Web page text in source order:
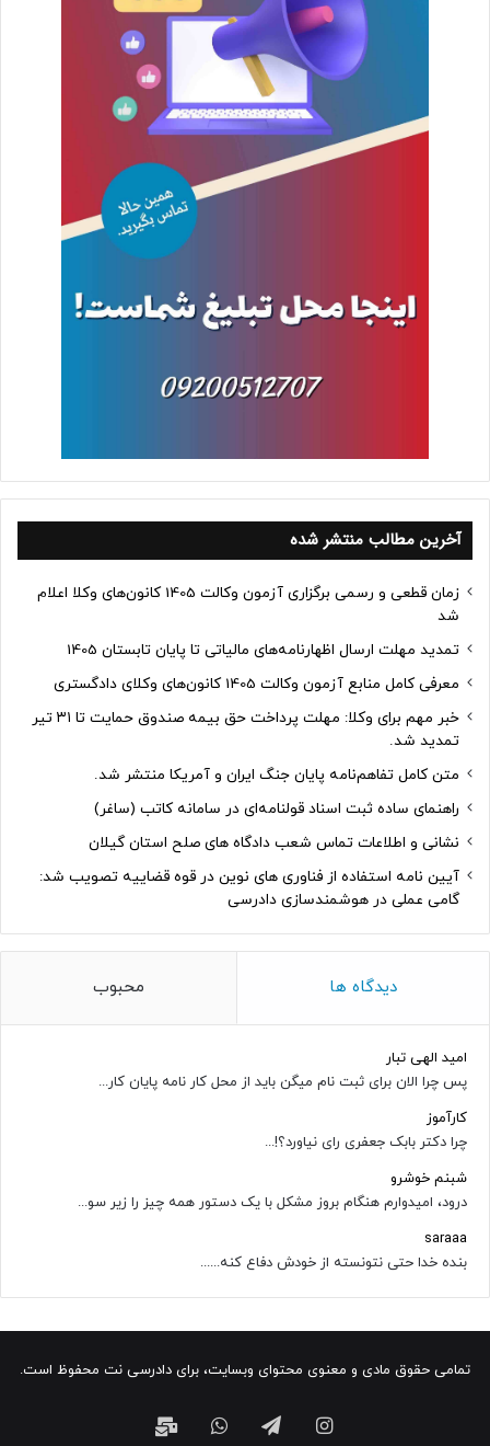
آخرین مطالب منتشر شده
زمان قطعی و رسمی برگزاری آزمون وکالت 1405 کانون‌های وکلا اعلام
شد
تمدید مهلت ارسال اظهارنامه‌های مالیاتی تا پایان تابستان 1405
معرفی کامل منابع آزمون وکالت 1405 کانون‌های وکلای دادگستری
خبر مهم برای وکلا: مهلت پرداخت حق بیمه صندوق حمایت تا ۳۱ تیر
تمدید شد.
متن کامل تفاهم‌نامه پایان جنگ ایران و آمریکا منتشر شد.
راهنمای ساده ثبت اسناد قولنامه‌ای در سامانه کاتب (ساغر)
نشانی و اطلاعات تماس شعب دادگاه های صلح استان گیلان
آیین نامه استفاده از فناوری های نوین در قوه قضاییه تصویب شد:
گامی عملی در هوشمندسازی دادرسی
دیدگاه ها محبوب
امید الهی تبار
پس چرا الان برای ثبت نام میگن باید از محل کار نامه پایان کار...
کارآموز
چرا دکتر بابک جعفری رای نیاورد؟!...
شبنم خوشرو
درود، امیدوارم هنگام بروز مشکل با یک دستور همه چیز را زیر سو...
saraaa
بنده خدا حتی نتونسته از خودش دفاع کنه......
تمامی حقوق مادی و معنوی محتوای وبسایت، برای دادرسی نت محفوظ است.
اینستاگرامتلگرامواتس ایمیل